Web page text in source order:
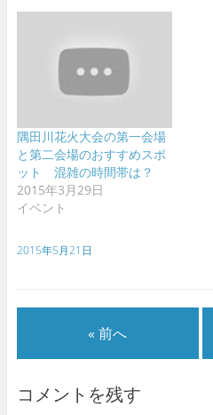
隅田川花火大会の第一会場
と第二会場のおすすめスポ
ット 混雑の時間帯は？
2015年3月29日
イベント
2015年5月21日
« 前へ
コメントを残す